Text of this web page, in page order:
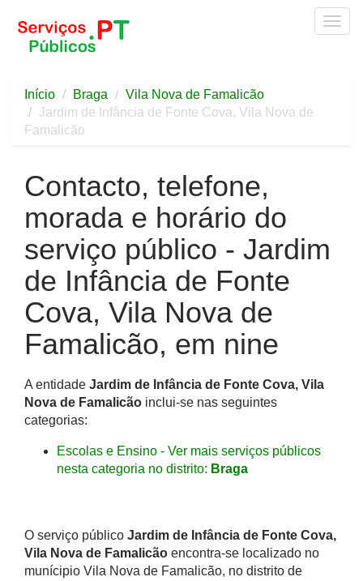
Início Braga
Vila Nova de Famalicão
Jardim de Infância de Fonte Cova, Vila Nova de
Famalicão
Contacto, telefone,
morada e horário do
serviço público - Jardim
de Infância de Fonte
Cova, Vila Nova de
Famalicão, em nine
A entidade Jardim de Infância de Fonte Cova, Vila
Nova de Famalicão inclui-se nas seguintes
categorias:
Escolas e Ensino - Ver mais serviços públicos
nesta categoria no distrito: Braga
O serviço público Jardim de Infância de Fonte Cova,
Vila Nova de Famalicão encontra-se localizado no
munícipio Vila Nova de Famalicão, no distrito de